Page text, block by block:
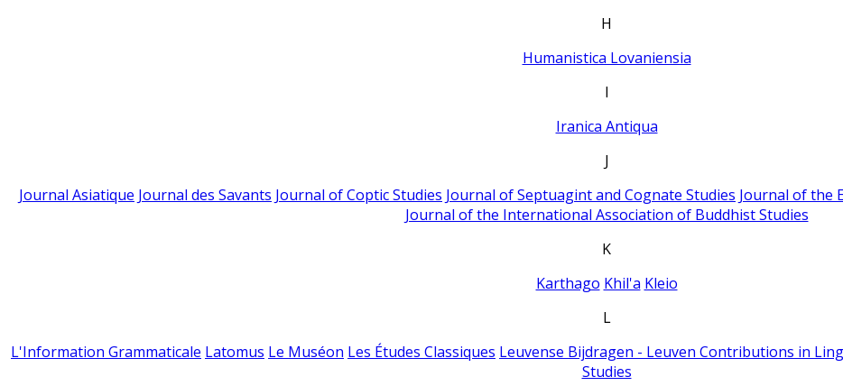
H
Humanistica Lovaniensia
I
Iranica Antiqua
J
Journal Asiatique Journal des Savants Journal of Coptic Studies Journal of Septuagint and Cognate Studies Journal of the
Journal of the International Association of Buddhist Studies
K
Karthago Khil'a Kleio
L
L'Information Grammaticale Latomus Le Muséon Les Études Classiques Leuvense Bijdragen - Leuven Contributions in
Studies